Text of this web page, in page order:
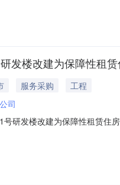
二、评审日期：2026年6月2
发楼改建为保障性租
服务采购
工程
司
研发楼改建为保障性租赁住
楼改建为保障性租赁住房项目